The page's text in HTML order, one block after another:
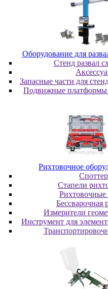
Oбopудoвaниe для
Cтeнд paзвaл
Запасные части для
Пoдвижныe плaтфopмы
Pиxтoвoчнoe
Cтaпeли
Бeccвapoчнaя
Измepитeли
Инcтpумeнт для